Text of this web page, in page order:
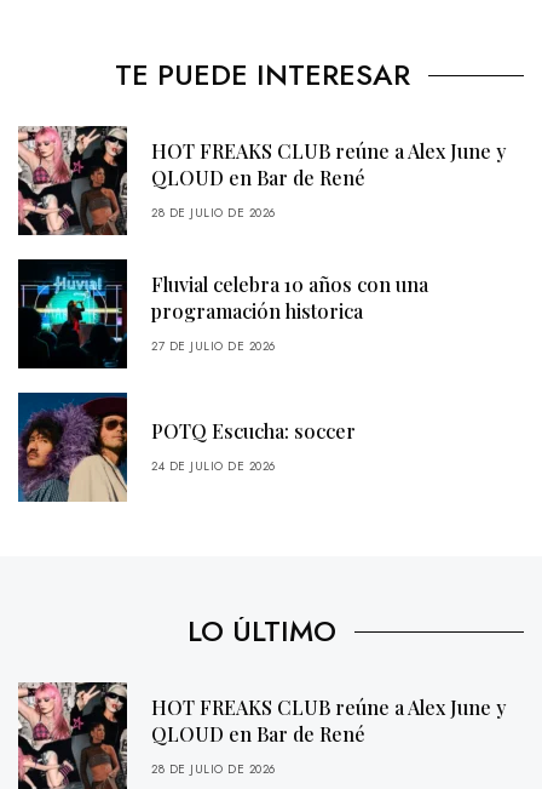
TE PUEDE INTERESAR
HOT FREAKS CLUB reúne a Alex June y
QLOUD en Bar de René
28 DE JULIO DE 2026
Fluvial celebra 10 años con una
programación historica
27 DE JULIO DE 2026
POTQ Escucha: soccer
24 DE JULIO DE 2026
LO ÚLTIMO
HOT FREAKS CLUB reúne a Alex June y
QLOUD en Bar de René
28 DE JULIO DE 2026